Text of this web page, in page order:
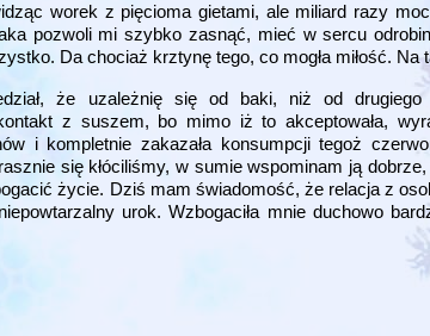
worek z pięcioma gietami, ale miliard razy
pozwoli mi szybko zasnąć, mieć w sercu
Da chociaż krztynę tego, co mogła miłość.
że uzależnię się od baki, niż od
z suszem, bo mimo iż to akceptowała,
i kompletnie zakazała konsumpcji tegoż
się kłóciliśmy, w sumie wspominam ją
życie. Dziś mam świadomość, że relacja z
urok. Wzbogaciła mnie duchowo